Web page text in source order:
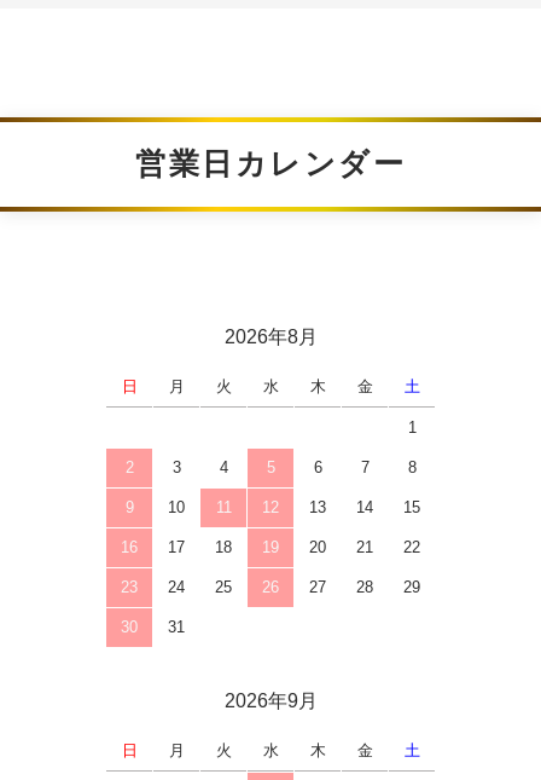
営業日カレンダー
2026年8月
日 月 火 水 木 金 土
1
2 3 4 5 6 7 8
9 10 11 12 13 14 15
16 17 18 19 20 21 22
23 24 25 26 27 28 29
30 31
2026年9月
日 月 火 水 木 金 土